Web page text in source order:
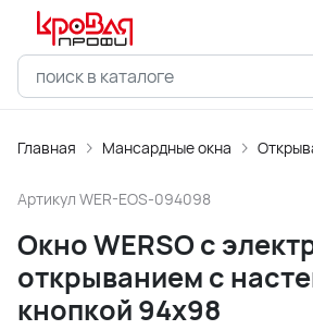
Главная Мансардные окна
Артикул WER-EOS-094098
Окно WERSO с
открыванием с
кнопкой 94x98